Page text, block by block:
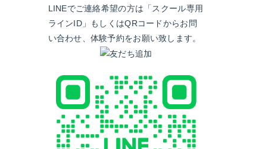
LINEでご連絡希望の方は「スクール専用
ラインID」もしくはQRコードからお問
い合わせ、体験予約をお願い致します。